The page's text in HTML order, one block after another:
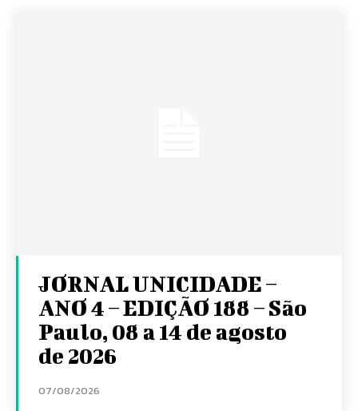
JORNAL UNICIDADE –
ANO 4 – EDIÇÃO 188 – São
Paulo, 08 a 14 de agosto
de 2026
07/08/2026